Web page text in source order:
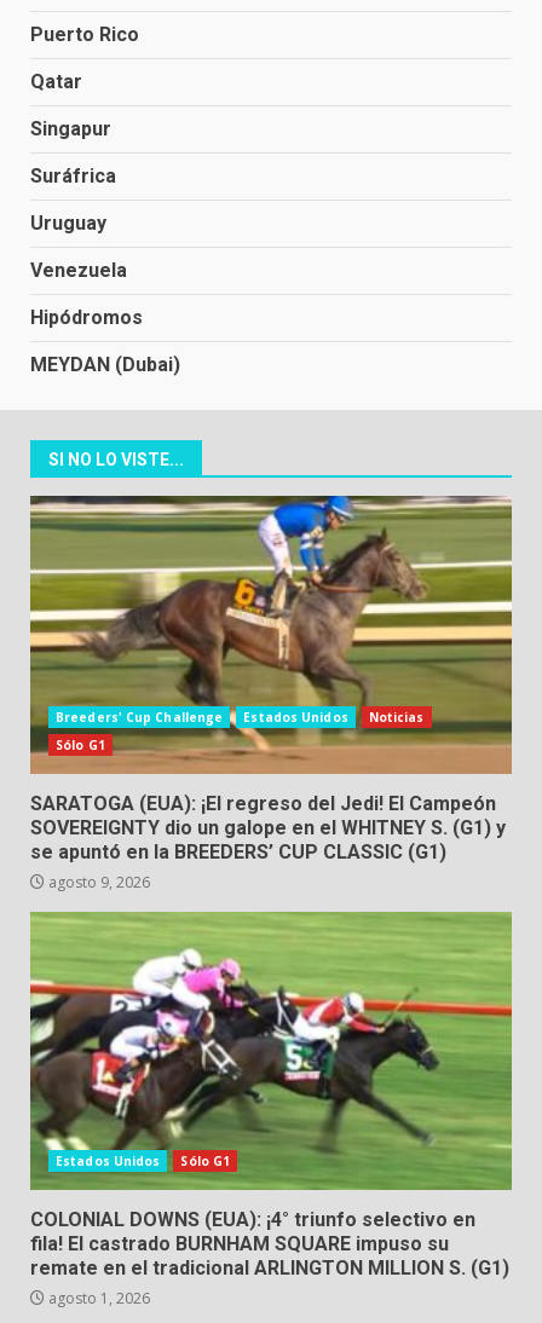
Puerto Rico
Qatar
Singapur
Suráfrica
Uruguay
Venezuela
Hipódromos
MEYDAN (Dubai)
SI NO LO VISTE...
Breeders' Cup Challenge Estados Unidos
Noticias
Sólo G1
SARATOGA (EUA): ¡El regreso del Jedi! El Campeón
SOVEREIGNTY dio un galope en el WHITNEY S. (G1) y
se apuntó en la BREEDERS’ CUP CLASSIC (G1)
agosto 9, 2026
Estados Unidos Sólo G1
COLONIAL DOWNS (EUA): ¡4° triunfo selectivo en
fila! El castrado BURNHAM SQUARE impuso su
remate en el tradicional ARLINGTON MILLION S. (G1)
agosto 1, 2026